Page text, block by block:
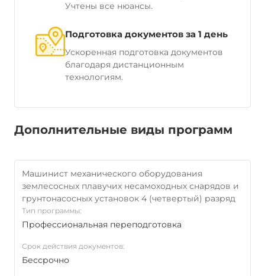
Учтены все нюансы.
Подготовка документов за 1 день
Ускоренная подготовка документов
благодаря дистанционным
технологиям.
Дополнительные виды программ
Машинист механического оборудования
землесосных плавучих несамоходных снарядов и
грунтонасосных установок 4 (четвертый) разряд
Тип программы:
Профессиональная переподготовка
Срок действия документов:
Бессрочно